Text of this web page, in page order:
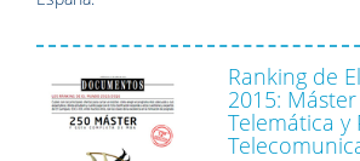
Ranking de
2015:
Telemática y